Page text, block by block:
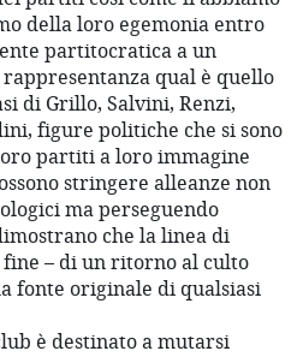
della loro egemonia entro
partitocratica a un
qual è quello
di Grillo, Salvini, Renzi,
figure politiche che si sono
partiti a loro immagine
stringere alleanze non
ma perseguendo
che la linea di
– di un ritorno al culto
fonte originale di qualsiasi
è destinato a mutarsi